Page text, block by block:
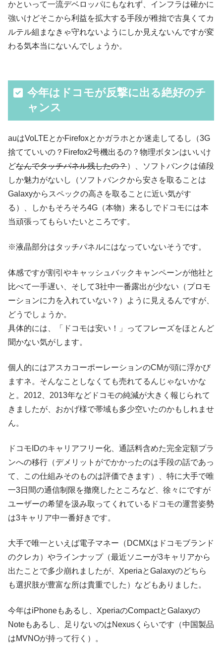
かといって一流デベロッパにもなれず、インフラは確かに
強いけどそこから利益を拡大する手段が稚拙で古臭くてカ
ルテル組まなきゃ守れないようにしか見えないんですが変
わる気本当にないんでしょうか。
今年はドコモが反撃に出る絶好のチ
ャンス
auはVoLTEとかFirefoxとかガラホとか迷走してるし（3G
捨てていいの？Firefox2号機出るの？物理ボタンはいいけ
どなんでタッチパネル残したの？）、ソフトバンクは値段
しか魅力がないし（ソフトバンクから安さを取ることは
Galaxyからスペックの高さを取ることに近い気がす
る）、しかもそろそろ4G（本物）来るしでドコモには本
当頑張ってもらいたいところです。
※液晶部分はタッチパネルにはなっていないそうです。
体感ですが割引やキャッシュバックキャンペーンが他社と
比べて一手遅い、そして3社中一番露出が少ない（プロモ
ーションに力を入れていない？）ように見えるんですが、
どうでしょうか。
具体的には、「ドコモは安い！」ってフレーズをほとんど
聞かない気がします。
個人的にはアスカコーポーレーションのCMが頭に浮かび
ますネ。そんなことしなくても売れてるんじゃないかな
と。2012、2013年などドコモの純減が大きく報じられて
きましたが、おかげ様で帯域も多少空いたのかもしれませ
ん。
ドコモIDのキャリアフリー化、通話料含めた完全定額プラ
ンへの移行（デメリットがでかかったのは手段の話であっ
て、この仕組みそのものは評価できます）、特に大手で唯
一3日間の通信制限を撤廃したところなど、徐々にですが
ユーザーの希望を汲み取ってくれているドコモの運営姿勢
は3キャリア中一番好きです。
大手で唯一といえば電子マネー（DCMXはドコモブランド
のクレカ）やラインナップ（最近ソニーが3キャリアから
出たことで多少崩れましたが、XperiaとGalaxyのどちら
も選択肢が豊富な所は貴重でした）などもありました。
今年はiPhoneもあるし、XperiaのCompactとGalaxyの
Noteもあるし、足りないのはNexusくらいです（中国製品
はMVNOが持って行く）。